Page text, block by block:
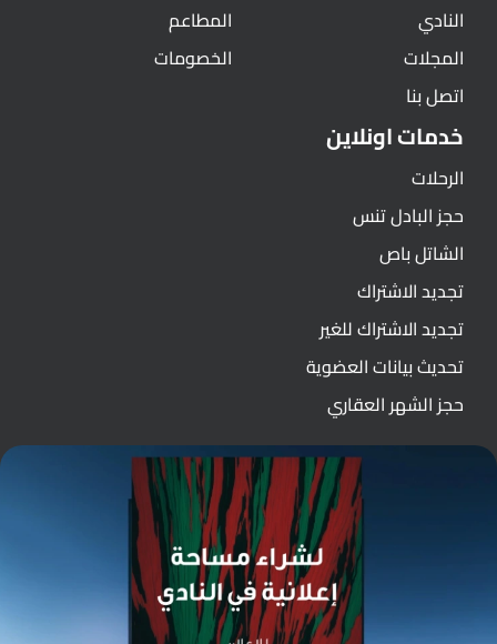
النادي
المجلات
اتصل بنا
المطاعم
الخصومات
خدمات اونلاين
الرحلات
حجز البادل تنس
الشاتل باص
تجديد الاشتراك
تجديد الاشتراك للغير
تحديث بيانات العضوية
حجز الشهر العقاري